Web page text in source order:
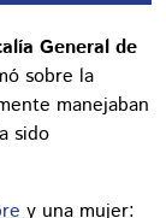
General de
sobre la
manejaban
sido
y una mujer: